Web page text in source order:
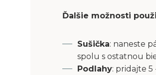
Ďalšie možnosti
Sušička: naneste
spolu s ostatnou
Podlahy: pridajte